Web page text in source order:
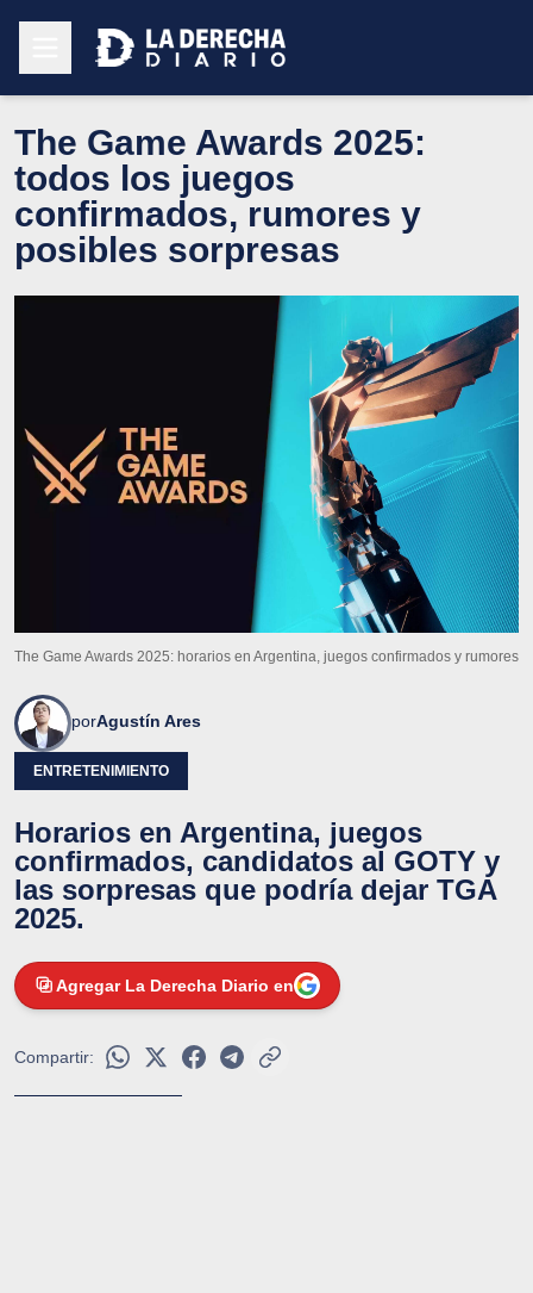
The Game Awards 2025:
todos los juegos
confirmados, rumores y
posibles sorpresas
The Game Awards 2025: horarios en Argentina, juegos confirmados y rumores
porAgustín Ares
ENTRETENIMIENTO
Horarios en Argentina, juegos
confirmados, candidatos al GOTY y
las sorpresas que podría dejar TGA
2025.
Agregar La Derecha Diario en
Compartir: